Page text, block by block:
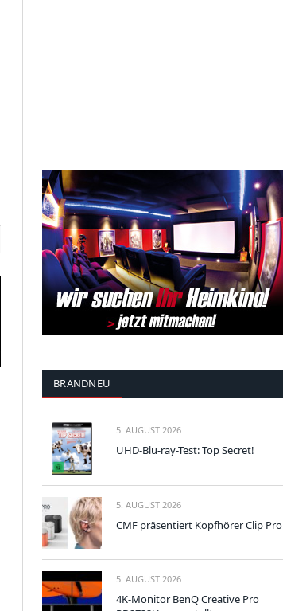
BRANDNEU
5. AUGUST 2026
UHD-Blu-ray-Test: Top Secret!
5. AUGUST 2026
CMF präsentiert Kopfhörer Clip Pro
5. AUGUST 2026
4K-Monitor BenQ Creative Pro